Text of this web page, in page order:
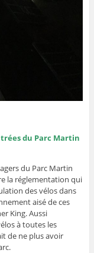
du Parc Martin
du Parc Martin
la réglementation qui
des vélos dans
aisé de ces
King. Aussi
à toutes les
de ne plus avoir